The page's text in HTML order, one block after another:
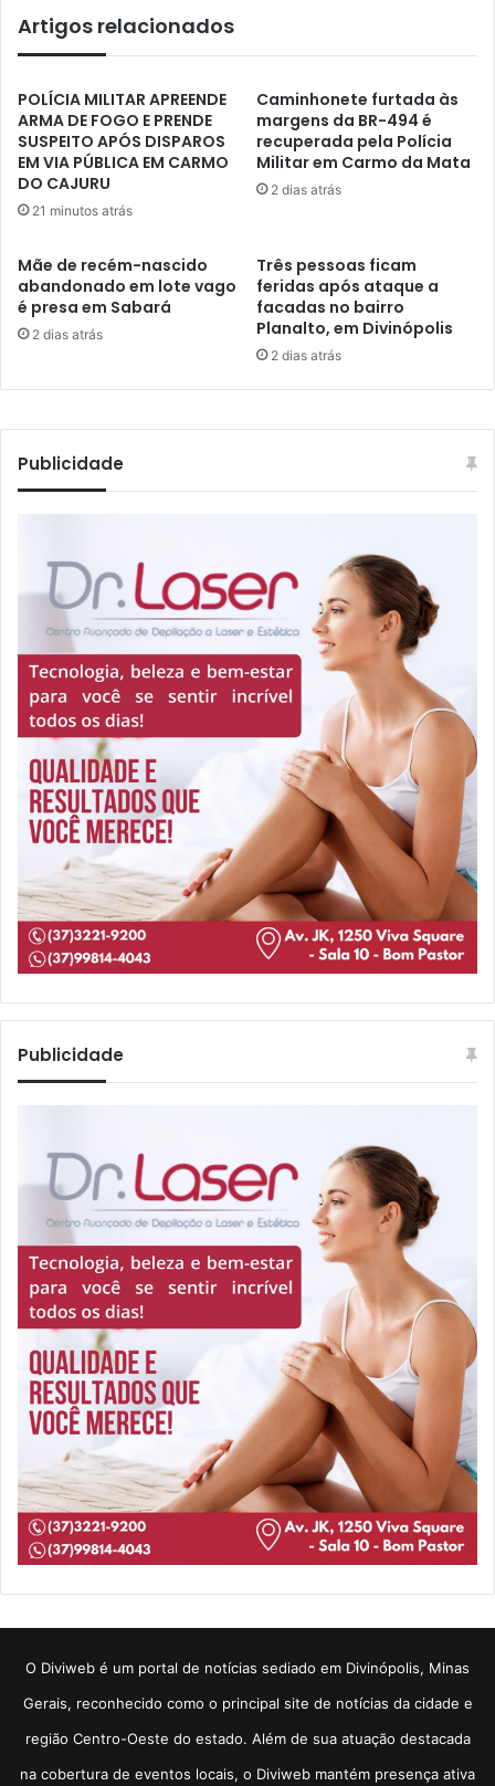
Artigos relacionados
POLÍCIA MILITAR APREENDE
ARMA DE FOGO E PRENDE
SUSPEITO APÓS DISPAROS
EM VIA PÚBLICA EM CARMO
DO CAJURU
21 minutos atrás
Caminhonete furtada às
margens da BR-494 é
recuperada pela Polícia
Militar em Carmo da Mata
2 dias atrás
Mãe de recém-nascido
abandonado em lote vago
é presa em Sabará
2 dias atrás
Três pessoas ficam
feridas após ataque a
facadas no bairro
Planalto, em Divinópolis
2 dias atrás
Publicidade
Publicidade
​O Diviweb é um portal de notícias sediado em Divinópolis, Minas
Gerais, reconhecido como o principal site de notícias da cidade e
região Centro-Oeste do estado. Além de sua atuação destacada
na cobertura de eventos locais, o Diviweb mantém presença ativa